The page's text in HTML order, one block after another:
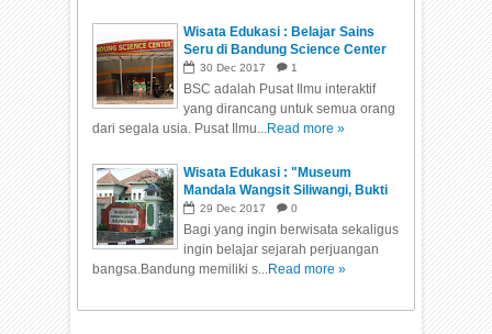
Wisata Edukasi : Belajar Sains
Seru di Bandung Science Center
30 Dec 2017 1
BSC adalah Pusat Ilmu interaktif
yang dirancang untuk semua orang
dari segala usia. Pusat Ilmu...Read more »
Wisata Edukasi : "Museum
Mandala Wangsit Siliwangi, Bukti
sejarah perjuangan bangsa"
29 Dec 2017 0
Bagi yang ingin berwisata sekaligus
ingin belajar sejarah perjuangan
bangsa.Bandung memiliki s...Read more »